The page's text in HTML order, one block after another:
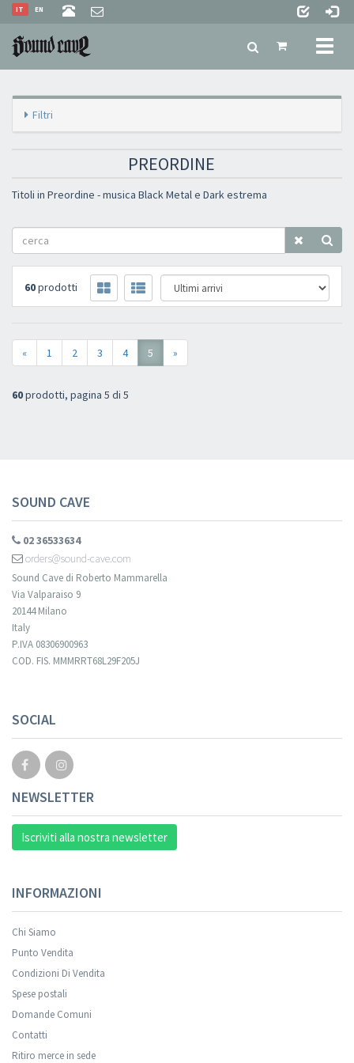
EN
IT
Filtri
PREORDINE
Titoli in Preordine - musica Black Metal e Dark estrema
60prodotti
« 1 2 3 4 5 »
60prodotti, pagina 5 di 5
SOUND CAVE
02 36533634
orders@sound-cave.com
Sound Cave di Roberto Mammarella
Via Valparaiso 9
20144 Milano
Italy
P.IVA 08306900963
COD. FIS. MMMRRT68L29F205J
SOCIAL
NEWSLETTER
Iscriviti alla nostra newsletter
INFORMAZIONI
Chi Siamo
Punto Vendita
Condizioni Di Vendita
Spese postali
Domande Comuni
Contatti
Ritiro merce in sede